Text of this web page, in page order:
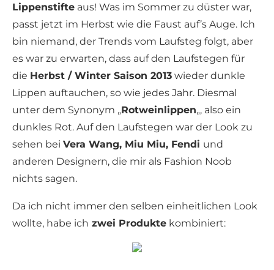
Lippenstifte aus! Was im Sommer zu düster war,
passt jetzt im Herbst wie die Faust auf’s Auge. Ich
bin niemand, der Trends vom Laufsteg folgt, aber
es war zu erwarten, dass auf den Laufstegen für
die Herbst / Winter Saison 2013 wieder dunkle
Lippen auftauchen, so wie jedes Jahr. Diesmal
unter dem Synonym „Rotweinlippen„, also ein
dunkles Rot. Auf den Laufstegen war der Look zu
sehen bei Vera Wang, Miu Miu, Fendi und
anderen Designern, die mir als Fashion Noob
nichts sagen.
Da ich nicht immer den selben einheitlichen Look
wollte, habe ich zwei Produkte kombiniert: